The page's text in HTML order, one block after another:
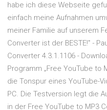
habe ich diese Webseite
einfach meine Aufnahmen
meiner Familie auf unserem
Converter ist der BESTE!" -
Converter 4.3.1.1106 -
Programm „Free YouTube to
die Tonspur eines YouTube-
PC. Die Testversion legt die
in der Free YouTube to MP3